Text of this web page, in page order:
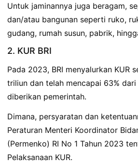
Untuk jaminannya juga beragam,
dan/atau bangunan seperti ruko,
gudang, rumah susun, pabrik,
2. KUR BRI
Pada 2023, BRI menyalurkan KUR
triliun dan telah mencapai 63%
diberikan pemerintah.
Dimana, persyaratan dan
Peraturan Menteri Koordinator
(Permenko) RI No 1 Tahun 2023
Pelaksanaan KUR.